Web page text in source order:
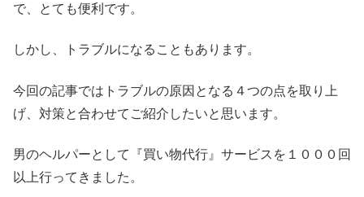
で、とても便利です。
しかし、トラブルになることもあります。
今回の記事ではトラブルの原因となる４つの点を取り上
げ、対策と合わせてご紹介したいと思います。
男のヘルパーとして『買い物代行』サービスを１０００回
以上行ってきました。